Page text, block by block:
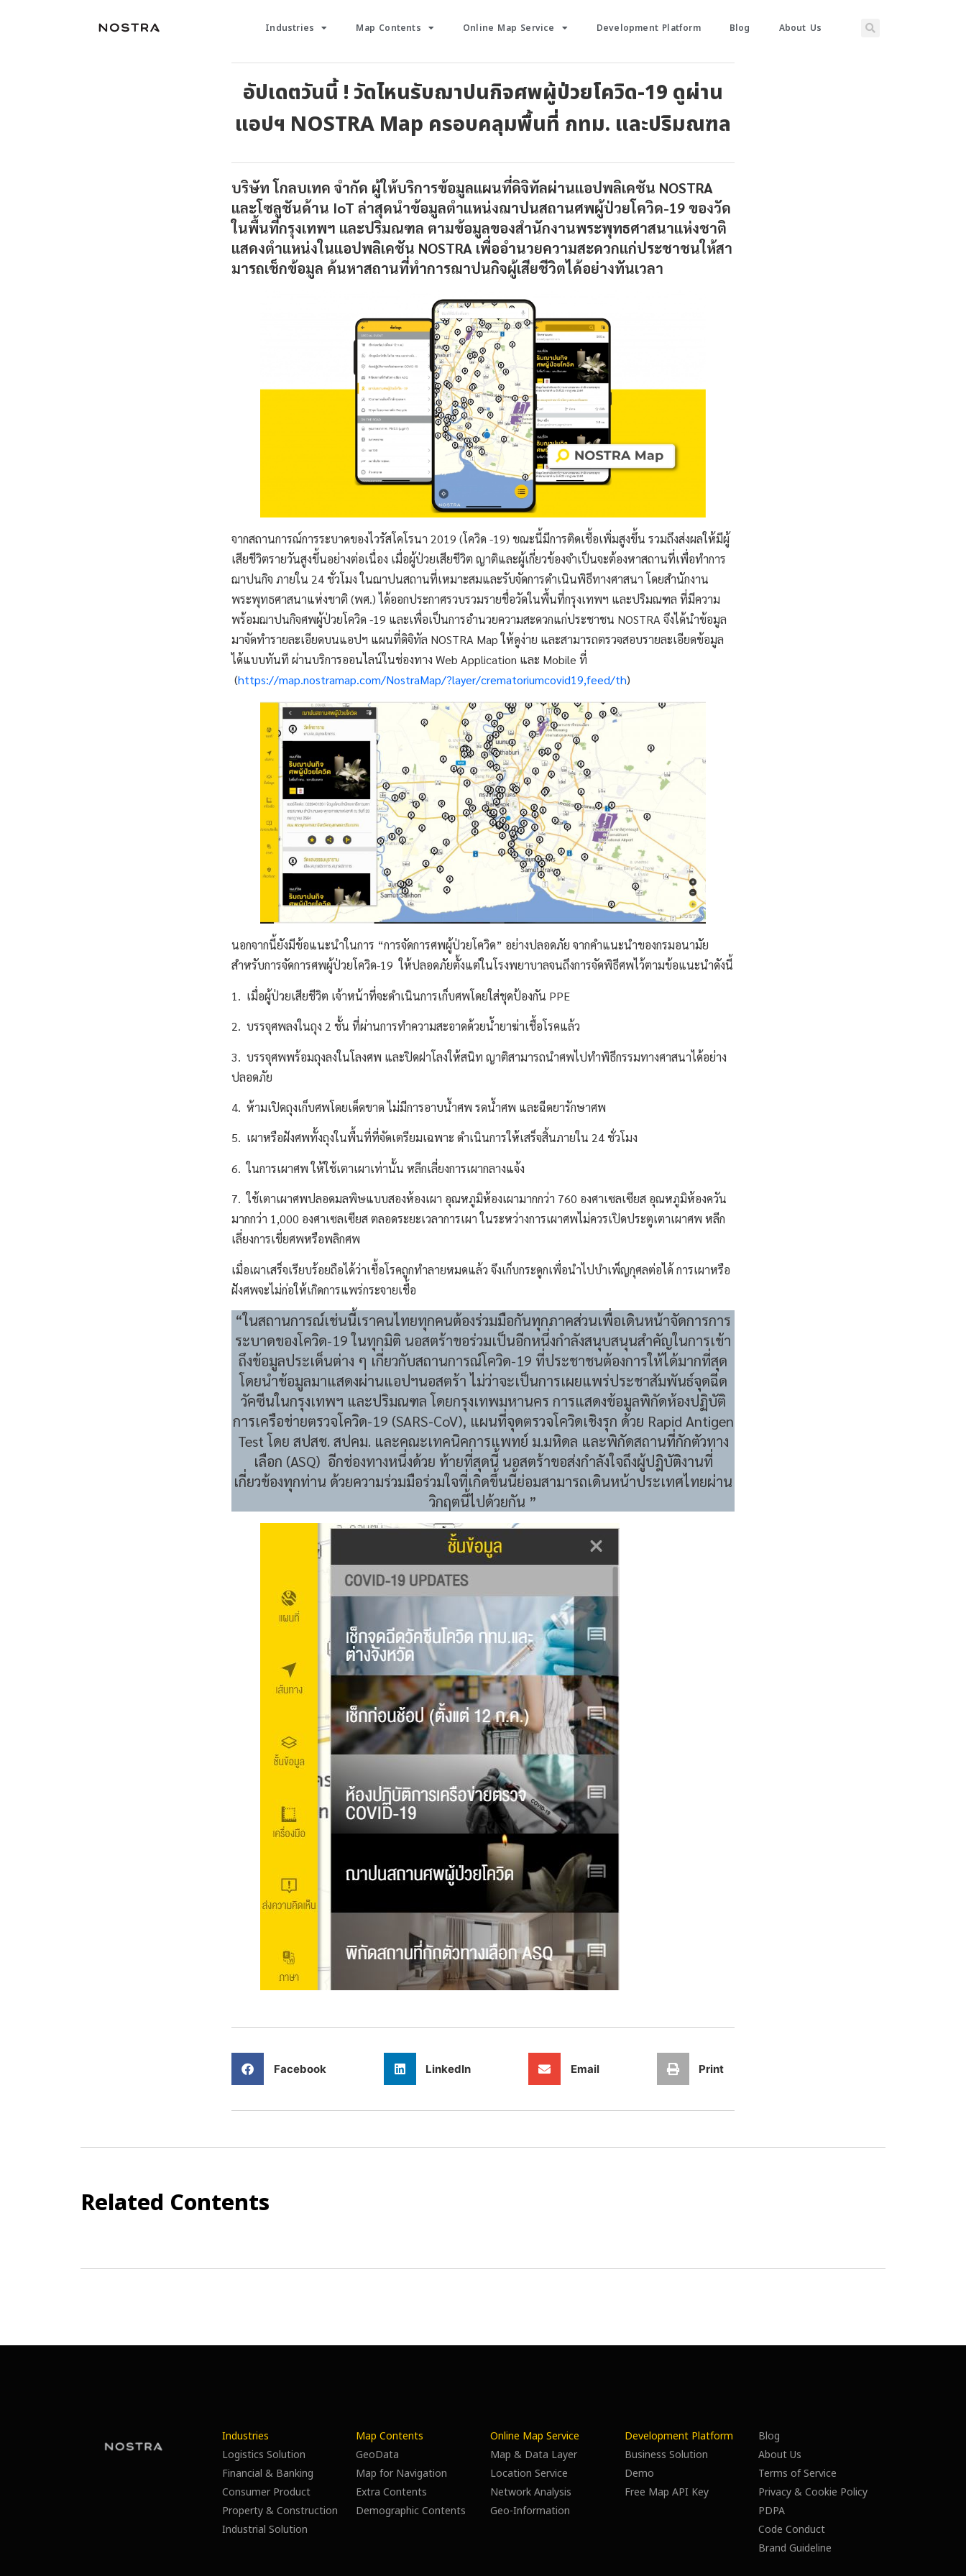
Industries Map Contents Online Map Service Development Platform Blog About Us
อัปเดตวันนี้ ! วัดไหนรับฌาปนกิจศพผู้ป่วยโควิด-19 ดูผ่าน
แอปฯ NOSTRA Map ครอบคลุมพื้นที่ กทม. และปริมณฑล
บริษัท โกลบเทค จำกัด ผู้ให้บริการข้อมูลแผนที่ดิจิทัลผ่านแอปพลิเคชัน NOSTRA
และโซลูชันด้าน IoT ล่าสุดนำข้อมูลตำแหน่งฌาปนสถานศพผู้ป่วยโควิด-19 ของวัด
ในพื้นที่กรุงเทพฯ และปริมณฑล ตามข้อมูลของสำนักงานพระพุทธศาสนาแห่งชาติ
แสดงตำแหน่งในแอปพลิเคชัน NOSTRA เพื่ออำนวยความสะดวกแก่ประชาชนให้สา
มารถเช็กข้อมูล ค้นหาสถานที่ทำการฌาปนกิจผู้เสียชีวิตได้อย่างทันเวลา
จากสถานการณ์การระบาดของไวรัสโคโรนา 2019 (โควิด -19) ขณะนี้มีการติดเชื้อเพิ่มสูงขึ้น รวมถึงส่งผลให้มีผู้
เสียชีวิตรายวันสูงขึ้นอย่างต่อเนื่อง เมื่อผู้ป่วยเสียชีวิต ญาติและผู้เกี่ยวข้องจำเป็นจะต้องหาสถานที่เพื่อทำการ
ฌาปนกิจ ภายใน 24 ชั่วโมง ในฌาปนสถานที่เหมาะสมและรับจัดการดำเนินพิธีทางศาสนา โดยสำนักงาน
พระพุทธศาสนาแห่งชาติ (พศ.) ได้ออกประกาศรวบรวมรายชื่อวัดในพื้นที่กรุงเทพฯ และปริมณฑล ที่มีความ
พร้อมฌาปนกิจศพผู้ป่วยโควิด -19 และเพื่อเป็นการอำนวยความสะดวกแก่ประชาชน NOSTRA จึงได้นำข้อมูล
มาจัดทำรายละเอียดบนแอปฯ แผนที่ดิจิทัล NOSTRA Map ให้ดูง่าย และสามารถตรวจสอบรายละเอียดข้อมูล
ได้แบบทันที ผ่านบริการออนไลน์ในช่องทาง Web Application และ Mobile ที่
(https://map.nostramap.com/NostraMap/?layer/crematoriumcovid19,feed/th)
นอกจากนี้ยังมีข้อแนะนำในการ “การจัดการศพผู้ป่วยโควิด” อย่างปลอดภัย จากคำแนะนำของกรมอนามัย
สำหรับการจัดการศพผู้ป่วยโควิด-19 ให้ปลอดภัยตั้งแต่ในโรงพยาบาลจนถึงการจัดพิธีศพไว้ตามข้อแนะนำดังนี้
1. เมื่อผู้ป่วยเสียชีวิต เจ้าหน้าที่จะดำเนินการเก็บศพโดยใส่ชุดป้องกัน PPE
2. บรรจุศพลงในถุง 2 ชั้น ที่ผ่านการทำความสะอาดด้วยน้ำยาฆ่าเชื้อโรคแล้ว
3. บรรจุศพพร้อมถุงลงในโลงศพ และปิดฝาโลงให้สนิท ญาติสามารถนำศพไปทำพิธีกรรมทางศาสนาได้อย่าง
ปลอดภัย
4. ห้ามเปิดถุงเก็บศพโดยเด็ดขาด ไม่มีการอาบน้ำศพ รดน้ำศพ และฉีดยารักษาศพ
5. เผาหรือฝังศพทั้งถุงในพื้นที่ที่จัดเตรียมเฉพาะ ดำเนินการให้เสร็จสิ้นภายใน 24 ชั่วโมง
6. ในการเผาศพ ให้ใช้เตาเผาเท่านั้น หลีกเลี่ยงการเผากลางแจ้ง
7. ใช้เตาเผาศพปลอดมลพิษแบบสองห้องเผา อุณหภูมิห้องเผามากกว่า 760 องศาเซลเซียส อุณหภูมิห้องควัน
มากกว่า 1,000 องศาเซลเซียส ตลอดระยะเวลาการเผา ในระหว่างการเผาศพไม่ควรเปิดประตูเตาเผาศพ หลีก
เลี่ยงการเขี่ยศพหรือพลิกศพ
เมื่อเผาเสร็จเรียบร้อยถือได้ว่าเชื้อโรคถูกทำลายหมดแล้ว จึงเก็บกระดูกเพื่อนำไปบำเพ็ญกุศลต่อได้ การเผาหรือ
ฝังศพจะไม่ก่อให้เกิดการแพร่กระจายเชื้อ
“ในสถานการณ์เช่นนี้เราคนไทยทุกคนต้องร่วมมือกันทุกภาคส่วนเพื่อเดินหน้าจัดการการ
ระบาดของโควิด-19 ในทุกมิติ นอสตร้าขอร่วมเป็นอีกหนึ่งกำลังสนุบสนุนสำคัญในการเข้า
ถึงข้อมูลประเด็นต่าง ๆ เกี่ยวกับสถานการณ์โควิด-19 ที่ประชาชนต้องการให้ได้มากที่สุด
โดยนำข้อมูลมาแสดงผ่านแอปฯนอสตร้า ไม่ว่าจะเป็นการเผยแพร่ประชาสัมพันธ์จุดฉีด
วัคซีนในกรุงเทพฯ และปริมณฑล โดยกรุงเทพมหานคร การแสดงข้อมูลพิกัดห้องปฏิบัติ
การเครือข่ายตรวจโควิด-19 (SARS-CoV), แผนที่จุดตรวจโควิดเชิงรุก ด้วย Rapid Antigen
Test โดย สปสช. สปคม. และคณะเทคนิคการแพทย์ ม.มหิดล และพิกัดสถานที่กักตัวทาง
เลือก (ASQ) อีกช่องทางหนึ่งด้วย ท้ายที่สุดนี้ นอสตร้าขอส่งกำลังใจถึงผู้ปฎิบัติงานที่
เกี่ยวข้องทุกท่าน ด้วยความร่วมมือร่วมใจที่เกิดขึ้นนี้ย่อมสามารถเดินหน้าประเทศไทยผ่าน
วิกฤตนี้ไปด้วยกัน ”
Facebook LinkedIn Email Print
Related Contents
Industries
Logistics Solution
Financial & Banking
Consumer Product
Property & Construction
Industrial Solution
Map Contents
GeoData
Map for Navigation
Extra Contents
Demographic Contents
Online Map Service
Map & Data Layer
Location Service
Network Analysis
Geo-Information
Development Platform
Business Solution
Demo
Free Map API Key
Blog
About Us
Terms of Service
Privacy & Cookie Policy
PDPA
Code Conduct
Brand Guideline